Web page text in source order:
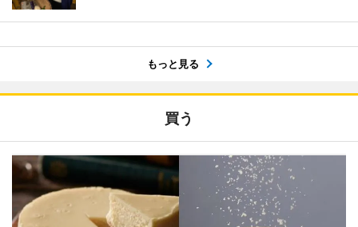
もっと見る
買う